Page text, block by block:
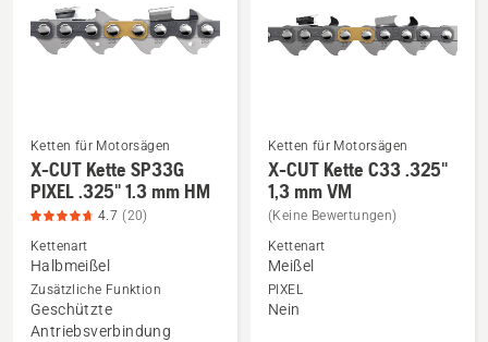
anzeigen,
Produktbewertung
anzeigen,
Produktbewertung
Mehr
Details
zu
CUT
Kette
SP33G
Ketten für Motorsägen
X-CUT Kette SP33G
PIXEL .325" 1.3 mm HM
4.7 (20)
Kettenart
Halbmeißel
Zusätzliche Funktion
Geschützte
Antriebsverbindung
Mehr
Details
zu
CUT
Kette
Ketten für Motorsägen
X-CUT Kette C33 .325"
1,3 mm VM
(Keine Bewertungen)
Kettenart
Meißel
PIXEL
Nein